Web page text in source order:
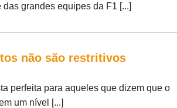
grandes equipes da F1 [...]
não são restritivos
perfeita para aqueles que dizem que o
um nível [...]